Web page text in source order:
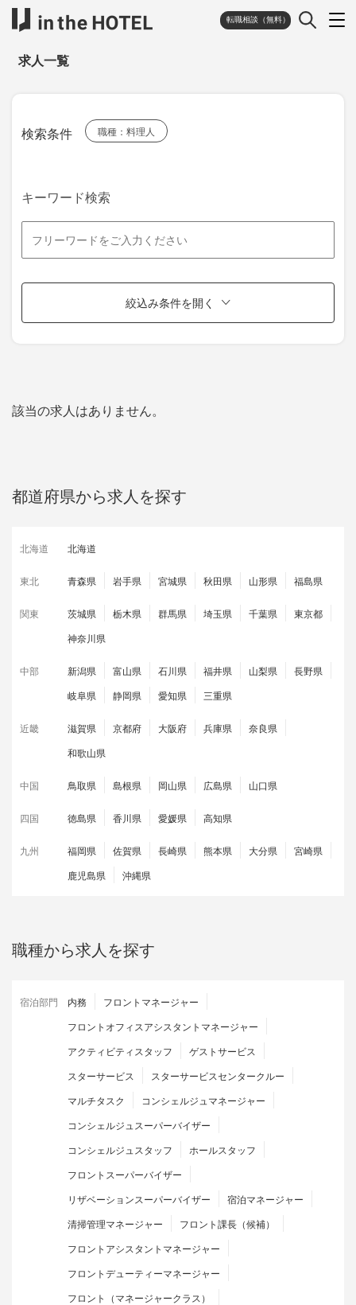
転職相談（無料）
求人一覧
検索条件 職種：料理人
キーワード検索
絞込み条件を開く
該当の求人はありません。
都道府県から求人を探す
北海道 北海道
東北 青森県 岩手県 宮城県 秋田県 山形県 福島県
関東 茨城県 栃木県 群馬県 埼玉県 千葉県
東京都
神奈川県
中部 新潟県 富山県 石川県 福井県 山梨県
長野県
岐阜県
静岡県 愛知県 三重県
近畿 滋賀県 京都府 大阪府 兵庫県
奈良県
和歌山県
中国 鳥取県 島根県 岡山県 広島県 山口県
四国 徳島県 香川県 愛媛県 高知県
九州 福岡県 佐賀県 長崎県 熊本県 大分県
宮崎県
鹿児島県
沖縄県
職種から求人を探す
宿泊部門 内務
フロントマネージャー
フロントオフィスアシスタントマネージャー
アクティビティスタッフ
ゲストサービス
スターサービス
スターサービスセンタークルー
マルチタスク
コンシェルジュマネージャー
コンシェルジュスーパーバイザー
コンシェルジュスタッフ
ホールスタッフ
フロントスーパーバイザー
リザベーションスーパーバイザー
宿泊マネージャー
清掃管理マネージャー
フロント課長（候補）
フロントアシスタントマネージャー
フロントデューティーマネージャー
フロント（マネージャークラス）